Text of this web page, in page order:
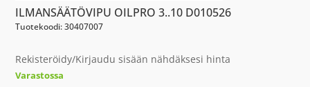
ILMANSÄÄTÖVIPU OILPRO 3..10 D010526
Tuotekoodi: 30407007
Rekisteröidy/Kirjaudu sisään nähdäksesi hinta
Varastossa